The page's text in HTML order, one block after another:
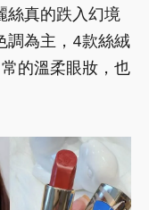
絲真的跌入幻境
調為主，4款絲絨
的溫柔眼妝，也